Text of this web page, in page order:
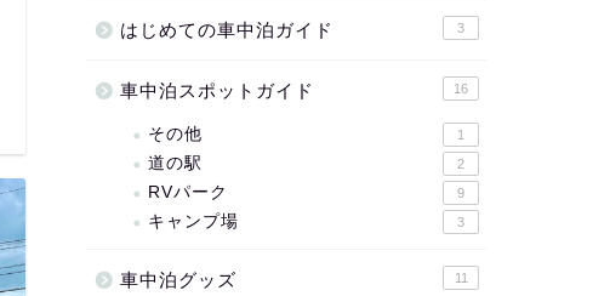
はじめての車中泊ガイド 3
車中泊スポットガイド 16
その他 1
道の駅 2
RVパーク 9
キャンプ場 3
車中泊グッズ 11